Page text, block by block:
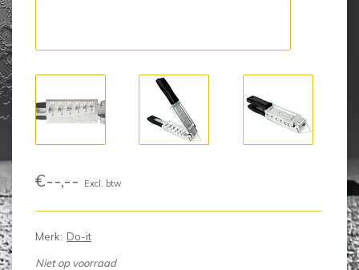
€--,-- Excl. btw
Merk: Do-it
Niet op voorraad